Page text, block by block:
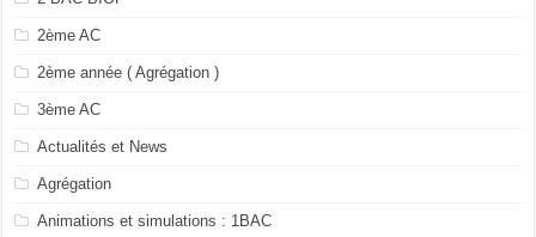
2ème AC
2ème année ( Agrégation )
3ème AC
Actualités et News
Agrégation
Animations et simulations : 1BAC